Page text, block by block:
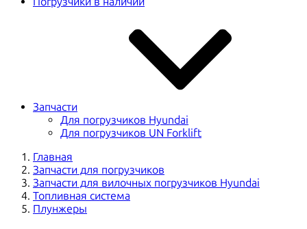
Запчасти
Для погрузчиков Hyundai
Для погрузчиков UN Forklift
Главная
Запчасти для погрузчиков
Запчасти для вилочных погрузчиков Hyundai
Топливная система
Плунжеры